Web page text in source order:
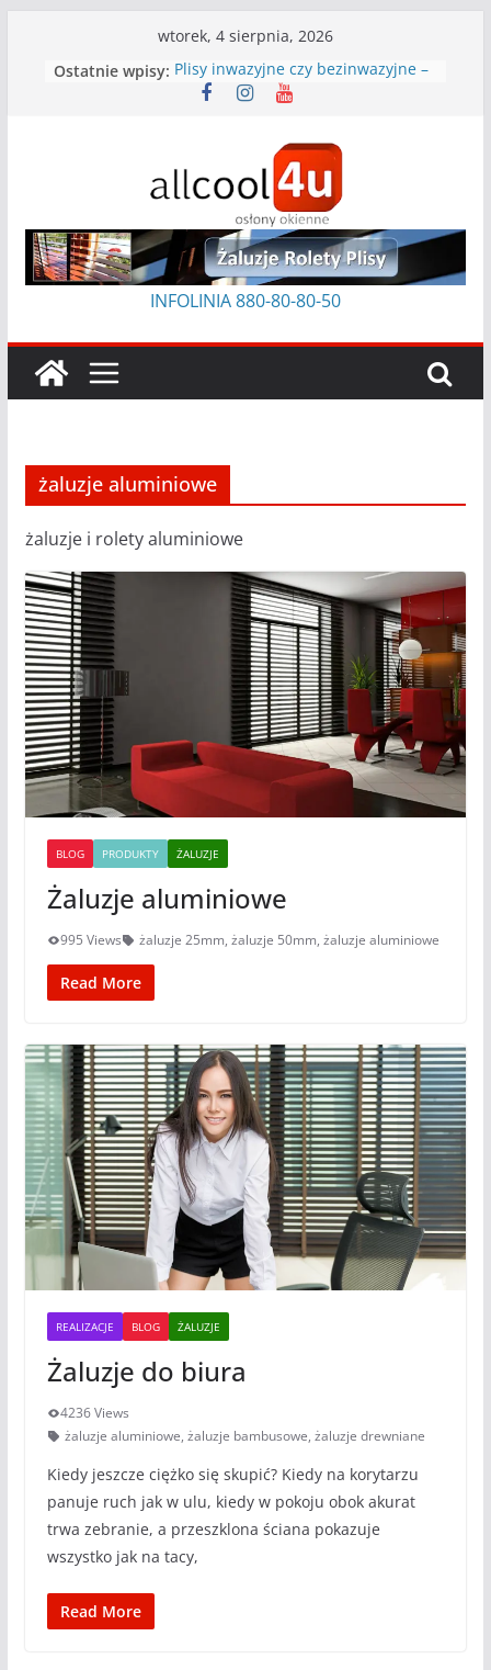
wtorek, 4 sierpnia, 2026
Ostatnie wpisy: Plisy inwazyjne czy bezinwazyjne –
które wybrać?
Jak prać rolety rzymskie?
Rolety na skośne okna: praktyczny
poradnik
INFOLINIA 880-80-80-50
żaluzje aluminiowe
żaluzje i rolety aluminiowe
BLOG PRODUKTY ŻALUZJE
Żaluzje aluminiowe
995 Views żaluzje 25mm, żaluzje 50mm, żaluzje aluminiowe
Read More
REALIZACJE BLOG ŻALUZJE
Żaluzje do biura
4236 Views
żaluzje aluminiowe, żaluzje bambusowe, żaluzje drewniane
Kiedy jeszcze ciężko się skupić? Kiedy na korytarzu
panuje ruch jak w ulu, kiedy w pokoju obok akurat
trwa zebranie, a przeszklona ściana pokazuje
wszystko jak na tacy,
Read More